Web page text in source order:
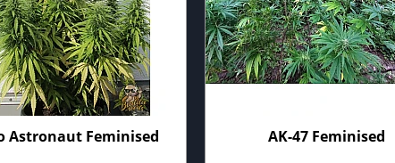
Astronaut Feminised AK-47 Feminised